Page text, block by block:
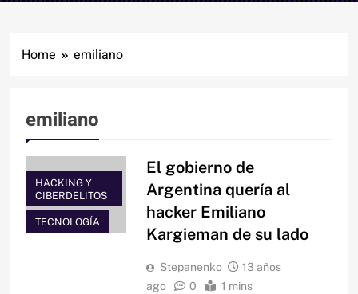
Home emiliano
emiliano
HACKING Y
CIBERDELITOS
TECNOLOGÍA
El gobierno de
Argentina quería al
hacker Emiliano
Kargieman de su lado
Stepanenko
13 años
ago
0 1 mins